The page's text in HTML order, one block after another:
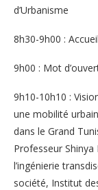
d’Urbanisme
8h30-9h00 :
9h00 : Mot
9h10-10h10 :
une mobilité
dans le Grand
Professeur
l’ingénierie
société, Institut